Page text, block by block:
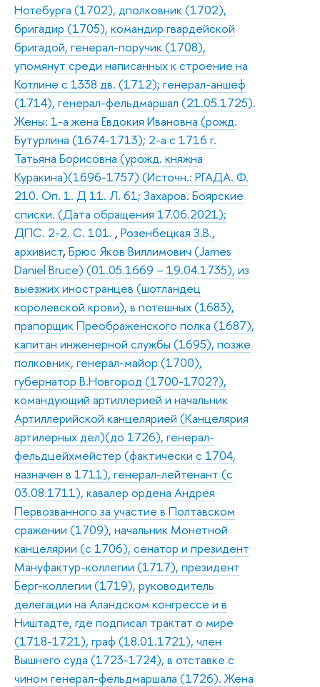
Нотебурга (1702), дполковник (1702),
бригадир (1705), командир гвардейской
бригадой, генерал-поручик (1708),
упомянут среди написанных к строение на
Котлине с 1338 дв. (1712); генерал-аншеф
(1714), генерал-фельдмаршал (21.05.1725).
Жены: 1-а жена Евдокия Ивановна (рожд.
Бутурлина (1674-1713); 2-а с 1716 г.
Татьяна Борисовна (урожд. княжна
Куракина)(1696-1757) (Источн.: РГАДА. Ф.
210. Оп. 1. Д 11. Л. 61; Захаров. Боярские
списки. (Дата обращения 17.06.2021);
ДПС. 2-2. С. 101. , Розенбецкая З.В.,
архивист, Брюс Яков Виллимович (James
Daniel Bruce) (01.05.1669 – 19.04.1735), из
выезжих иностранцев (шотландец
королевской крови), в потешных (1683),
прапорщик Преображенского полка (1687),
капитан инженерной службы (1695), позже
полковник, генерал-майор (1700),
губернатор В.Новгород (1700-1702?),
командующий артиллерией и начальник
Артиллерийской канцелярией (Канцелярия
артилерных дел)(до 1726), генерал-
фельдцейхмейстер (фактически с 1704,
назначен в 1711), генерал-лейтенант (с
03.08.1711), кавалер ордена Андрея
Первозванного за участие в Полтавском
сражении (1709), начальник Монетной
канцелярии (с 1706), сенатор и президент
Мануфактур-коллегии (1717), президент
Берг-коллегии (1719), руководитель
делегации на Аландском конгрессе и в
Ништадте, где подписал трактат о мире
(1718-1721), граф (18.01.1721), член
Вышнего суда (1723-1724), в отставке с
чином генерал-фельдмаршала (1726). Жена